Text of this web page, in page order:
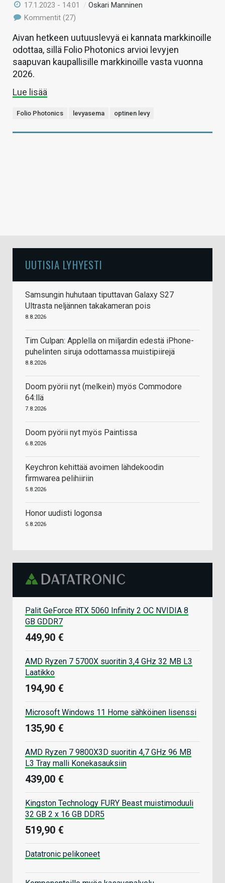
17.1.2023 - 14:01 /Oskari Manninen
Kommentit (27)
Aivan hetkeen uutuuslevyä ei kannata markkinoille
odottaa, sillä Folio Photonics arvioi levyjen
saapuvan kaupallisille markkinoille vasta vuonna
2026.
Lue lisää
Folio Photonics levyasema optinen levy
UUTISIA LYHYESTI
Samsungin huhutaan tiputtavan Galaxy S27
Ultrasta neljännen takakameran pois
8.8.2026
Tim Culpan: Applella on miljardin edestä iPhone-
puhelinten siruja odottamassa muistipiirejä
8.8.2026
Doom pyörii nyt (melkein) myös Commodore
64:llä
7.8.2026
Doom pyörii nyt myös Paintissa
6.8.2026
Keychron kehittää avoimen lähdekoodin
firmwarea pelihiiriin
5.8.2026
Honor uudisti logonsa
5.8.2026
Palit GeForce RTX 5060 Infinity 2 OC NVIDIA 8
GB GDDR7
449,90 €
AMD Ryzen 7 5700X suoritin 3,4 GHz 32 MB L3
Laatikko
194,90 €
Microsoft Windows 11 Home sähköinen lisenssi
135,90 €
AMD Ryzen 7 9800X3D suoritin 4,7 GHz 96 MB
L3 Tray malli Konekasauksiin
439,00 €
Kingston Technology FURY Beast muistimoduuli
32 GB 2 x 16 GB DDR5
519,90 €
Datatronic pelikoneet